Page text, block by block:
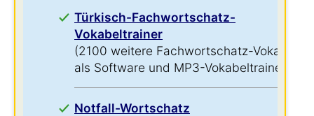
Türkisch-Fachwortschatz-
Vokabeltrainer
(2100 weitere Fachwortschatz-Vokabeln
als Software und MP3-Vokabeltrainer)
Notfall-Wortschatz